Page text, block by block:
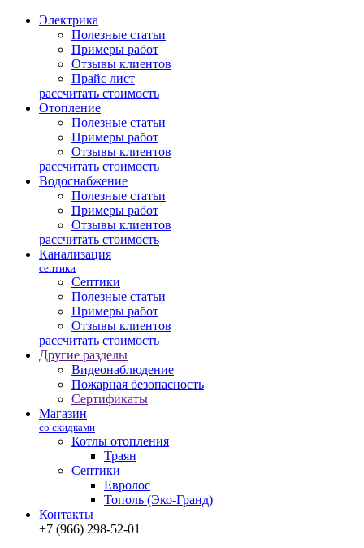
Электрика
Полезные статьи
Примеры работ
Отзывы клиентов
Прайс лист
рассчитать стоимость
Отопление
Полезные статьи
Примеры работ
Отзывы клиентов
рассчитать стоимость
Водоснабжение
Полезные статьи
Примеры работ
Отзывы клиентов
рассчитать стоимость
Канализация
септики
Септики
Полезные статьи
Примеры работ
Отзывы клиентов
рассчитать стоимость
Другие разделы
Видеонаблюдение
Пожарная безопасность
Сертификаты
Магазин
со скидками
Котлы отопления
Траян
Септики
Евролос
Тополь (Эко-Гранд)
Контакты
+7 (966) 298-52-01